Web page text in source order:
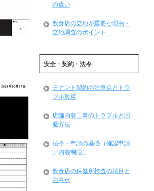
の違い
飲食店の立地が重要な理由・
立地調査のポイント
安全・契約・法令
テナント契約の注意点とトラ
ブル対策
店舗内装工事のトラブルと回
避方法
法令・申請の基礎（確認申請
／内装制限）
飲食店の保健所検査の項目と
注意点